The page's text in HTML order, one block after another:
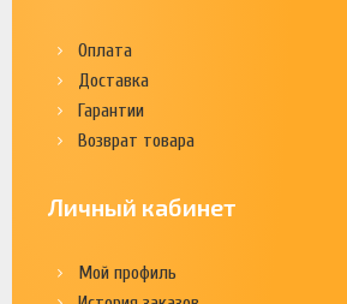
Оплата
Доставка
Гарантии
Возврат товара
Личный кабинет
Мой профиль